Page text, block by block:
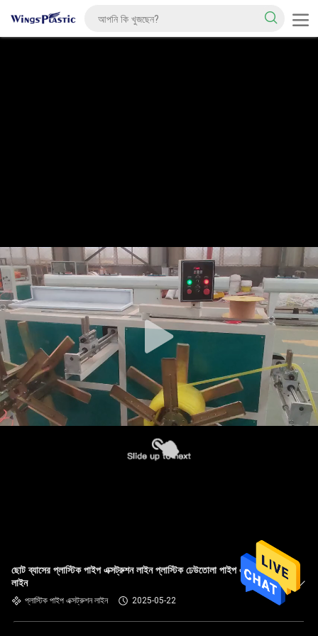
ছোট ব্যাসের প্লাস্টিক পাইপ এক্সট্রুশন লাইন প্লাস্টিক ঢেউতোলা পাইপ এক্সট্রুশন
লাইন
প্লাস্টিক পাইপ এক্সট্রুশন লাইন 2025-05-22